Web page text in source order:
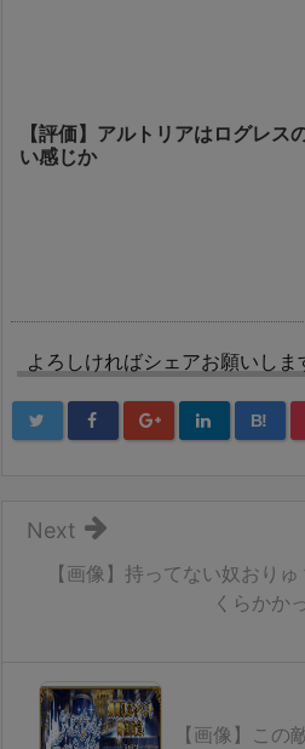
【評価】アルトリアはログレ
い感じか
よろしければシェアお願いしま
B!
【画像】持ってない奴おり
くらかか
Next
【画像】この